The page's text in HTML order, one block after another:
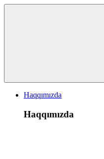
Haqqımızda
Haqqımızda